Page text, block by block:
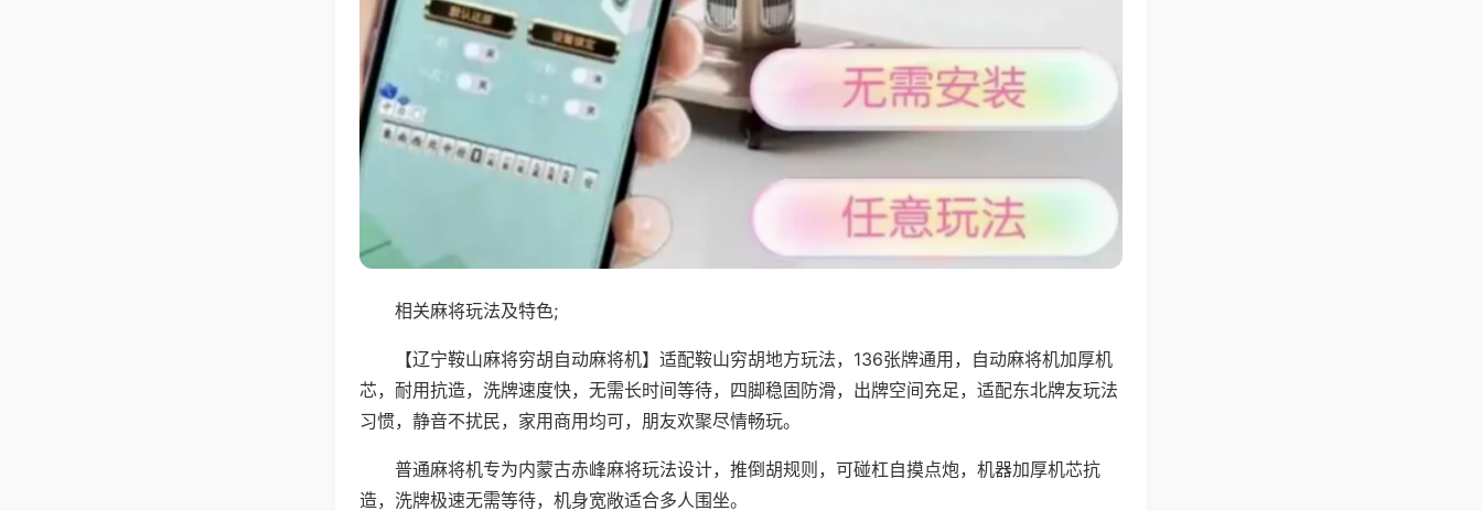
相关麻将玩法及特色;
【辽宁鞍山麻将穷胡自动麻将机】适配鞍山穷胡地方玩法，136张牌通用，自动麻将机加厚机
芯，耐用抗造，洗牌速度快，无需长时间等待，四脚稳固防滑，出牌空间充足，适配东北牌友玩法
习惯，静音不扰民，家用商用均可，朋友欢聚尽情畅玩。
普通麻将机专为内蒙古赤峰麻将玩法设计，推倒胡规则，可碰杠自摸点炮，机器加厚机芯抗
造，洗牌极速无需等待，机身宽敞适合多人围坐。